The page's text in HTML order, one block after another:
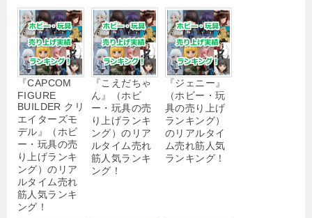
『CAPCOM
FIGURE
BUILDER クリ
エイターズモ
デル』（ホビ
ー・玩具の売
り上げランキ
ング）のリア
ルタイム売れ
筋人気ランキ
ング！
『こえだちゃ
ん』（ホビ
ー・玩具の売
り上げランキ
ング）のリア
ルタイム売れ
筋人気ランキ
ング！
『ジェニー』
（ホビー・玩
具の売り上げ
ランキング）
のリアルタイ
ム売れ筋人気
ランキング！